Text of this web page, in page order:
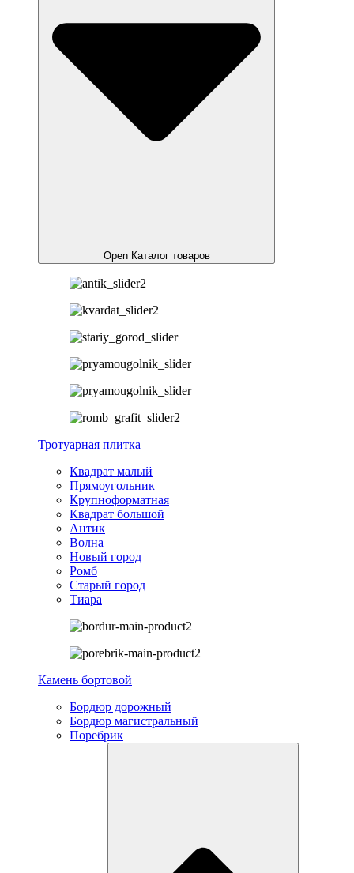
Open Каталог товаров
Тротуарная плитка
Квадрат малый
Прямоугольник
Крупноформатная
Квадрат большой
Антик
Волна
Новый город
Ромб
Старый город
Тиара
Камень бортовой
Бордюр дорожный
Бордюр магистральный
Поребрик